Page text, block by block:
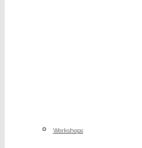
Workshops